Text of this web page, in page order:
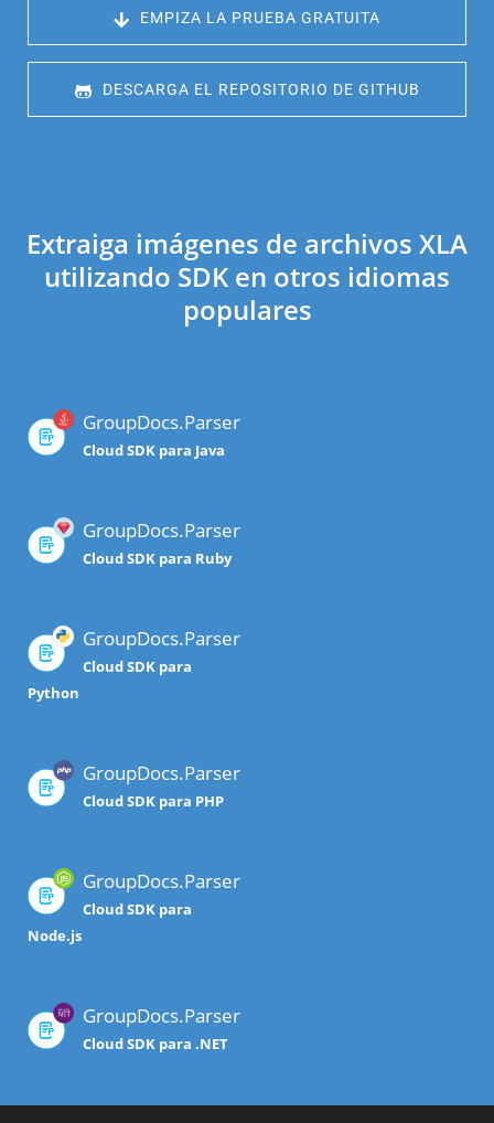
EMPIZA LA PRUEBA GRATUITA
DESCARGA EL REPOSITORIO DE GITHUB
Extraiga imágenes de archivos XLA
utilizando SDK en otros idiomas
populares
GroupDocs.Parser
Cloud SDK para Java
GroupDocs.Parser
Cloud SDK para Ruby
GroupDocs.Parser
Cloud SDK para
Python
GroupDocs.Parser
Cloud SDK para PHP
GroupDocs.Parser
Cloud SDK para
Node.js
GroupDocs.Parser
Cloud SDK para .NET